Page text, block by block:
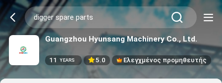
Guangzhou Hyunsang Machinery Co., Ltd.
11 YEARS 5.0 Ελεγχμένος προμηθευτής